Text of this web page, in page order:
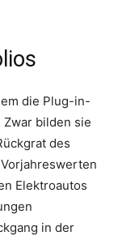
die Plug-in-
Zwar bilden sie
des
Elektroautos
in der